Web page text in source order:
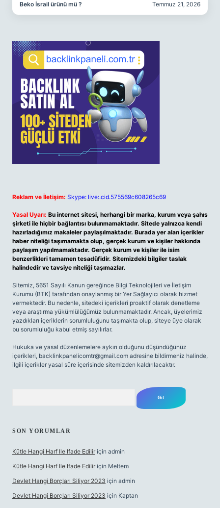
Beko İsrail ürünü mü ? Temmuz 21, 2026
Reklam ve İletişim: Skype: live:.cid.575569c608265c69
Yasal Uyarı: Bu internet sitesi, herhangi bir marka, kurum veya şahıs
şirketi ile hiçbir bağlantısı bulunmamaktadır. Sitede yalnızca kendi
hazırladığımız makaleler paylaşılmaktadır. Burada yer alan içerikler
haber niteliği taşımamakta olup, gerçek kurum ve kişiler hakkında
paylaşım yapılmamaktadır. Gerçek kurum ve kişiler ile isim
benzerlikleri tamamen tesadüfidir. Sitemizdeki bilgiler taslak
halindedir ve tavsiye niteliği taşımazlar.
Sitemiz, 5651 Sayılı Kanun gereğince Bilgi Teknolojileri ve İletişim
Kurumu (BTK) tarafından onaylanmış bir Yer Sağlayıcı olarak hizmet
vermektedir. Bu nedenle, sitedeki içerikleri proaktif olarak denetleme
veya araştırma yükümlülüğümüz bulunmamaktadır. Ancak, üyelerimiz
yazdıkları içeriklerin sorumluluğunu taşımakta olup, siteye üye olarak
bu sorumluluğu kabul etmiş sayılırlar.
Hukuka ve yasal düzenlemelere aykırı olduğunu düşündüğünüz
içerikleri, backlinkpanelicomtr@gmail.com adresine bildirmeniz halinde,
ilgili içerikler yasal süre içerisinde sitemizden kaldırılacaktır.
SON YORUMLAR
Kütle Hangi Harf Ile Ifade Edilir için admin
Kütle Hangi Harf Ile Ifade Edilir için Meltem
Devlet Hangi Borçları Siliyor 2023 için admin
Devlet Hangi Borçları Siliyor 2023 için Kaptan